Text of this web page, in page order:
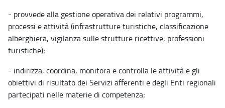
- provvede alla gestione operativa dei relativi programmi,
processi e attività (infrastrutture turistiche, classificazione
alberghiera, vigilanza sulle strutture ricettive, professioni
turistiche);
- indirizza, coordina, monitora e controlla le attività e gli
obiettivi di risultato dei Servizi afferenti e degli Enti regionali
partecipati nelle materie di competenza;